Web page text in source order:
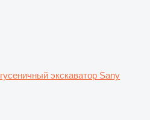
гусеничный экскаватор Sany